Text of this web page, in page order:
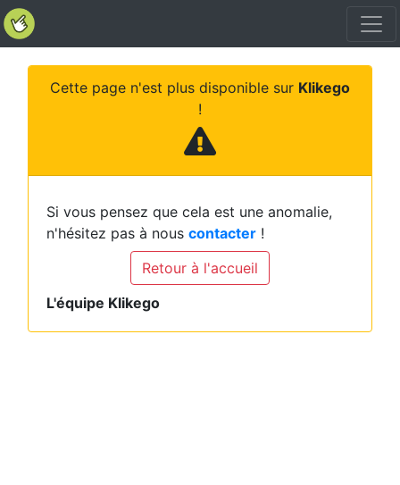
Cette page n'est plus disponible sur Klikego
!
Si vous pensez que cela est une anomalie,
n'hésitez pas à nous contacter !
Retour à l'accueil
L'équipe Klikego